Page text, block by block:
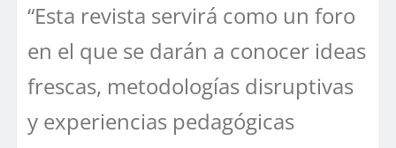
“Esta revista servirá como un foro
en el que se darán a conocer ideas
frescas, metodologías disruptivas
y experiencias pedagógicas